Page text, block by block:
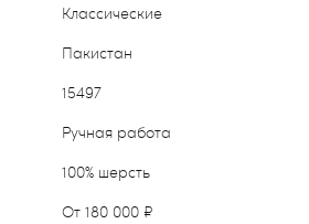
Классические
Пакистан
15497
Ручная работа
100% шерсть
от 180 000 ₽